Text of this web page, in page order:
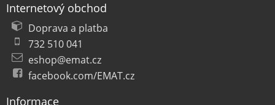
Internetový obchod
Doprava a platba
732 510 041
eshop@emat.cz
facebook.com/EMAT.cz
Informace